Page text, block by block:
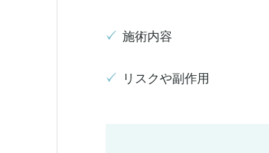
施術内容
リスクや副作用